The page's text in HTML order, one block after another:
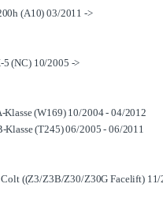
(A10) 03/2011 ->
(NC) 10/2005 ->
Klasse (W169) 10/2004 - 04/2012
Klasse (T245) 06/2005 - 06/2011
((Z3/Z3B/Z30/Z30G Facelift) 11/